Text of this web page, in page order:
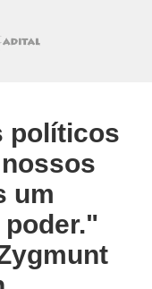
políticos
um